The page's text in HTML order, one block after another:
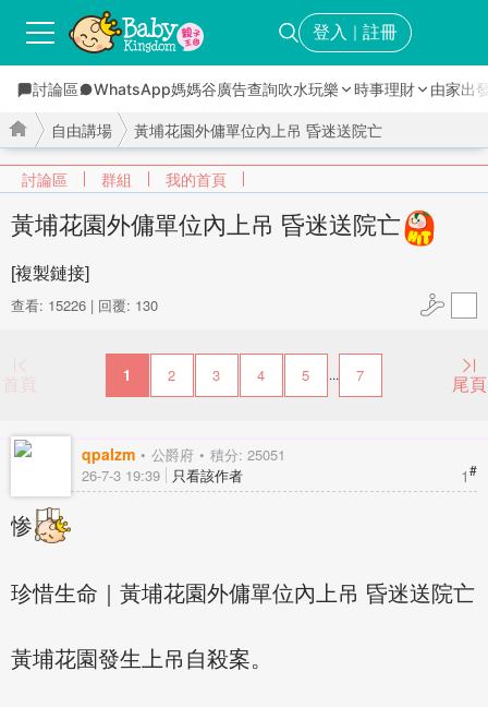
登入 ｜ 註冊
討論區 WhatsApp媽媽谷廣告查詢吹水玩樂 時事理財 由家出
討論區 群組 我的首頁
自由講場 黃埔花園外傭單位內上吊 昏迷送院亡
查看: 15226 | 回覆: 130
黃埔花園外傭單位內上吊 昏迷送院亡
[複製鏈接]
首頁 1 2 3 4 5 ... 7 尾頁
qpalzm 公爵府 積分: 25051
1#
26-7-3 19:39 只看該作者
惨
珍惜生命｜黃埔花園外傭單位內上吊 昏迷送院亡
黃埔花園發生上吊自殺案。